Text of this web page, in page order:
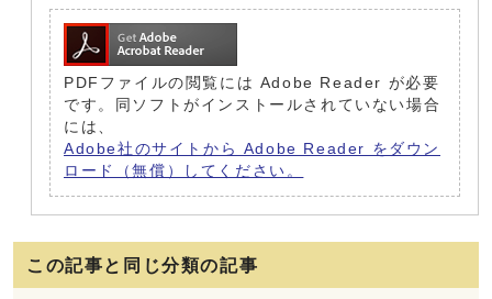
PDFファイルの閲覧には Adobe Reader が必要
です。同ソフトがインストールされていない場合
には、
Adobe社のサイトから Adobe Reader をダウン
ロード（無償）してください。
この記事と同じ分類の記事